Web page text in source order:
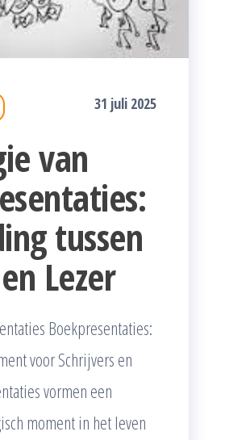
31 juli 2025
van
tussen
Lezer
Boekpresentaties:
voor Schrijvers en
vormen een
moment in het leven